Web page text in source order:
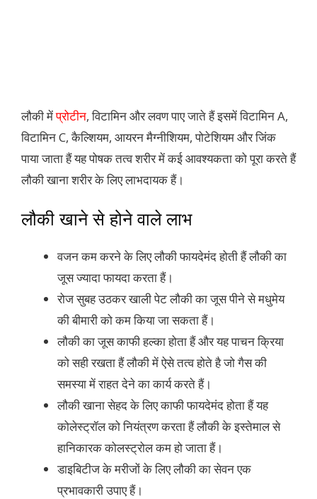
लौकी मेंप्रोटीन, विटामिन और लवण पाए जाते हैं इसमें विटामिन A,
विटामिन C, कैल्शियम, आयरन मैग्नीशियम, पोटेशियम और जिंक
पाया जाता हैं यह पोषक तत्व शरीर में कई आवश्यकता को पूरा करते हैं
लौकी खाना शरीर के लिए लाभदायक हैं।
लौकी खाने से होने वाले लाभ
वजन कम करने के लिए लौकी फायदेमंद होती हैं लौकी का
जूस ज्यादा फायदा करता हैं।
रोज सुबह उठकर खाली पेट लौकी का जूस पीने से मधुमेय
की बीमारी को कम किया जा सकता हैं।
लौकी का जूस काफी हल्का होता हैं और यह पाचन क्रिया
को सही रखता हैं लौकी में ऐसे तत्व होते है जो गैस की
समस्या में राहत देने का कार्य करते हैं।
लौकी खाना सेहद के लिए काफी फायदेमंद होता हैं यह
कोलेस्ट्रॉल को नियंत्रण करता हैं लौकी के इस्तेमाल से
हानिकारक कोलस्ट्रोल कम हो जाता हैं।
डाइबिटीज के मरीजों के लिए लौकी का सेवन एक
प्रभावकारी उपाए हैं।